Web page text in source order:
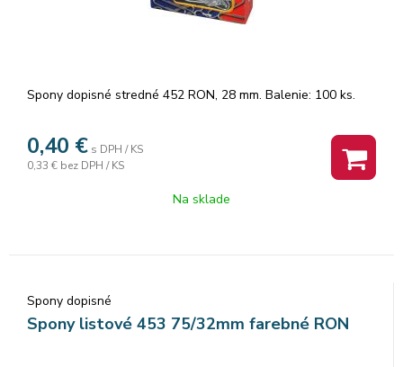
Spony dopisné stredné 452 RON, 28 mm. Balenie: 100 ks.
0,40 € s DPH / KS
0,33 € bez DPH / KS
Na sklade
Spony dopisné
Spony listové 453 75/32mm farebné RON